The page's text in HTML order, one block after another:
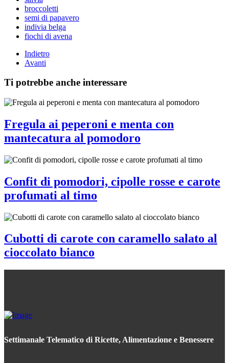
broccoletti
semi di papavero
indivia belga
fiochi di avena
Indietro
Avanti
Ti potrebbe anche interessare
Fregula ai peperoni e menta con
mantecatura al pomodoro
Confit di pomodori, cipolle rosse e carote
profumati al timo
Cubotti di carote con caramello salato al
cioccolato bianco
Settimanale Telematico di Ricette, Alimentazione e Benessere